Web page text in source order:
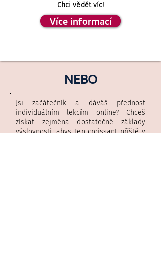
Chci vědět víc!
Více informací
NEBO
Jsi začátečník a dáváš přednost
individuálním lekcím online? Chceš
získat zejména dostatečné základy
výslovnosti, abys ten croissant příště v